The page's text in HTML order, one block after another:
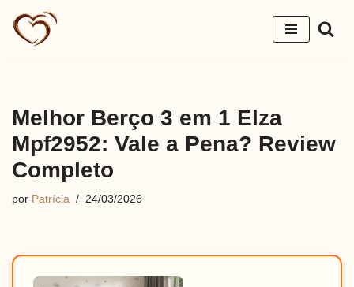
Pular
Melhor Berço 3 em 1 Elza
Mpf2952: Vale a Pena? Review
Completo
por Patrícia 24/03/2026